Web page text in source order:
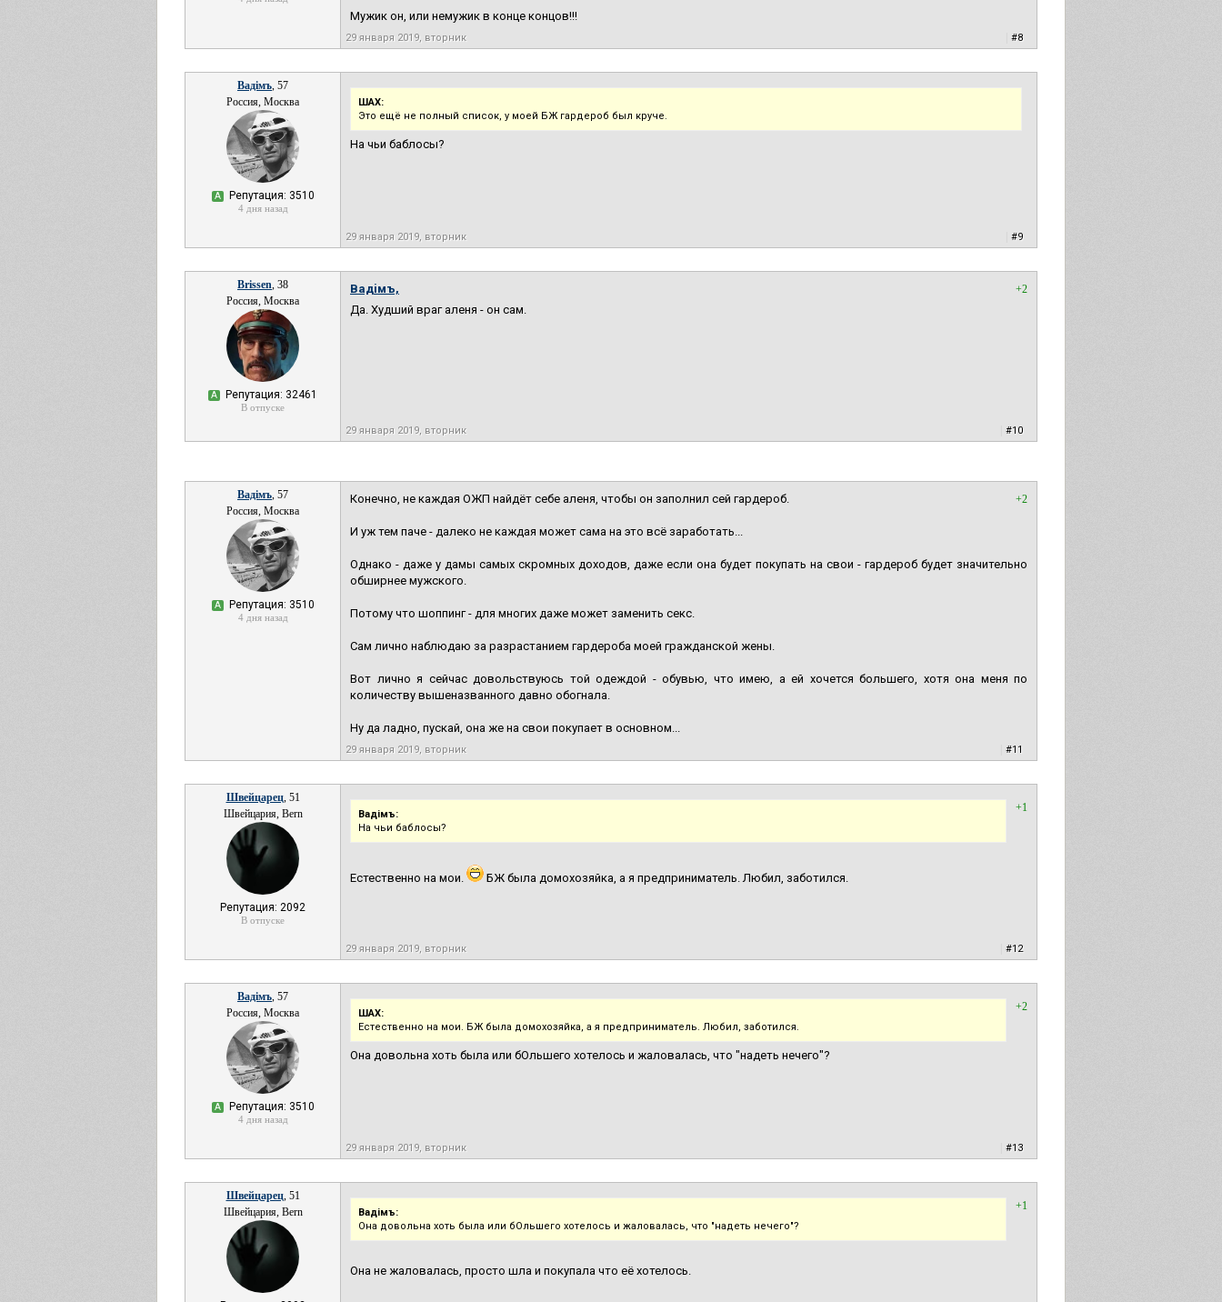
Мужик он, или немужик в конце концов!!!
29 января 2019, вторник #8
Вадiмъ, 57
Россия, Москва
А Репутация: 3510
4 дня назад
ШАХ:
Это ещё не полный список, у моей БЖ гардероб был круче.
На чьи баблосы?
29 января 2019, вторник #9
Brissen, 38
Россия, Москва
А Репутация: 32461
В отпуске
+2
Вадiмъ,
Да. Худший враг аленя - он сам.
29 января 2019, вторник #10
Вадiмъ, 57
Россия, Москва
А Репутация: 3510
4 дня назад
+2
Конечно, не каждая ОЖП найдёт себе аленя, чтобы он заполнил сей гардероб.
И уж тем паче - далеко не каждая может сама на это всё заработать...
Однако - даже у дамы самых скромных доходов, даже если она будет покупать на свои - гардероб будет значительно
обширнее мужского.
Потому что шоппинг - для многих даже может заменить секс.
Сам лично наблюдаю за разрастанием гардероба моей гражданской жены.
Вот лично я сейчас довольствуюсь той одеждой - обувью, что имею, а ей хочется большего, хотя она меня по
количеству вышеназванного давно обогнала.
Ну да ладно, пускай, она же на свои покупает в основном...
29 января 2019, вторник #11
Швейцарец, 51
Швейцария, Bern
Репутация: 2092
В отпуске
+1
Вадiмъ:
На чьи баблосы?
Естественно на мои. БЖ была домохозяйка, а я предприниматель. Любил, заботился.
29 января 2019, вторник #12
Вадiмъ, 57
Россия, Москва
А Репутация: 3510
4 дня назад
+2
ШАХ:
Естественно на мои. БЖ была домохозяйка, а я предприниматель. Любил, заботился.
Она довольна хоть была или бОльшего хотелось и жаловалась, что "надеть нечего"?
29 января 2019, вторник #13
Швейцарец, 51
Швейцария, Bern
+1
Вадiмъ:
Она довольна хоть была или бОльшего хотелось и жаловалась, что "надеть нечего"?
Она не жаловалась, просто шла и покупала что её хотелось.